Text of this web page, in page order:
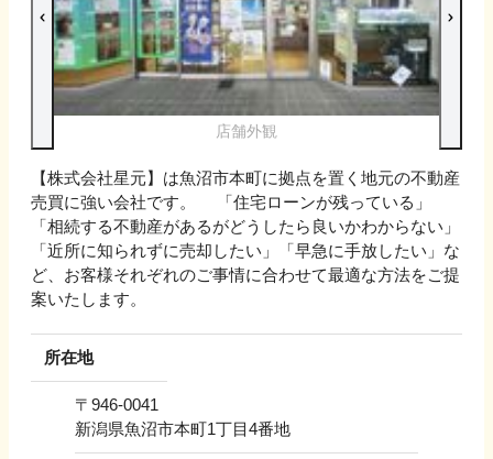
店舗外観
【株式会社星元】は魚沼市本町に拠点を置く地元の不動産
売買に強い会社です。 「住宅ローンが残っている」
「相続する不動産があるがどうしたら良いかわからない」
「近所に知られずに売却したい」「早急に手放したい」な
ど、お客様それぞれのご事情に合わせて最適な方法をご提
案いたします。
所在地
〒 946-0041
新潟県魚沼市本町1丁目4番地